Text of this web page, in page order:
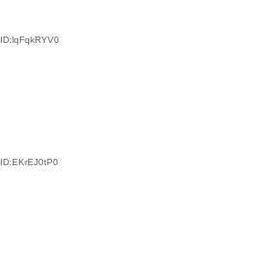
ID:lqFqkRYV0
ID:EKrEJ0tP0